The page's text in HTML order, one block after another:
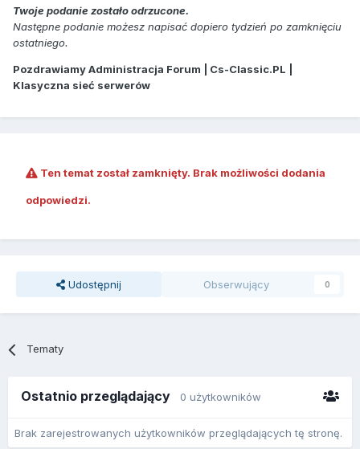
Twoje podanie zostało odrzucone.
Następne podanie możesz napisać dopiero tydzień po zamknięciu
ostatniego.
Pozdrawiamy Administracja Forum | Cs-Classic.PL |
Klasyczna sieć serwerów
Ten temat został zamknięty. Brak możliwości dodania
odpowiedzi.
Udostępnij Obserwujący 0
Tematy
Ostatnio przeglądający 0 użytkowników
Brak zarejestrowanych użytkowników przeglądających tę stronę.